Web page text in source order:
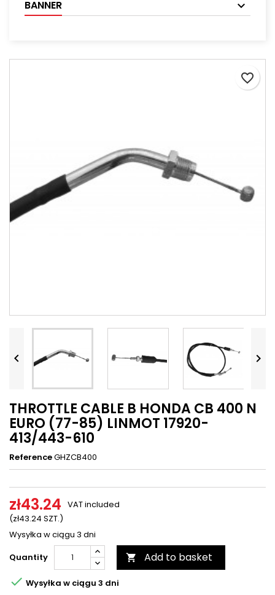
BANNER
favorite_border
 
 
THROTTLE CABLE B HONDA CB 400 N
EURO (77-85) LINMOT 17920-
413/443-610
ReferenceGHZCB400
zł43.24
(zł43.24 SZT.)
VAT included
Wysyłka w ciągu 3 dni
Quantity
 Add to basket
 Wysyłka w ciągu 3 dni